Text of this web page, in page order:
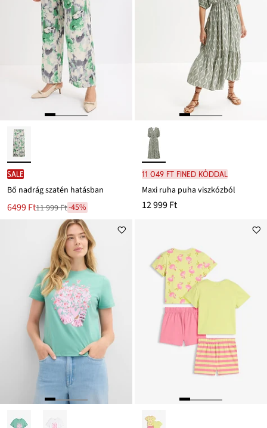
SALE
Bő nadrág szatén hatásban
Új
6499 Ft
Leárazva11 999 Ft-45%
11 049 Ft FINED kóddal
Maxi ruha puha viszkózból
12 999 Ft